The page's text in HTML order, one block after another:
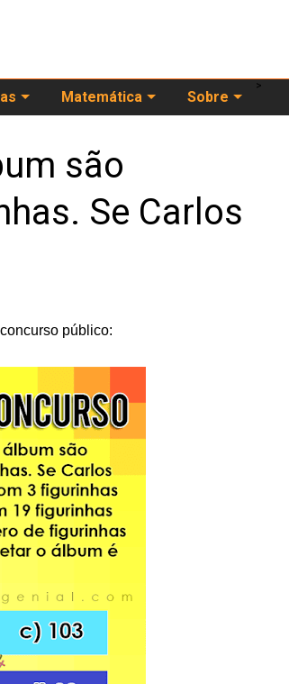
>
Matemática Sobre
são
Se Carlos
público: